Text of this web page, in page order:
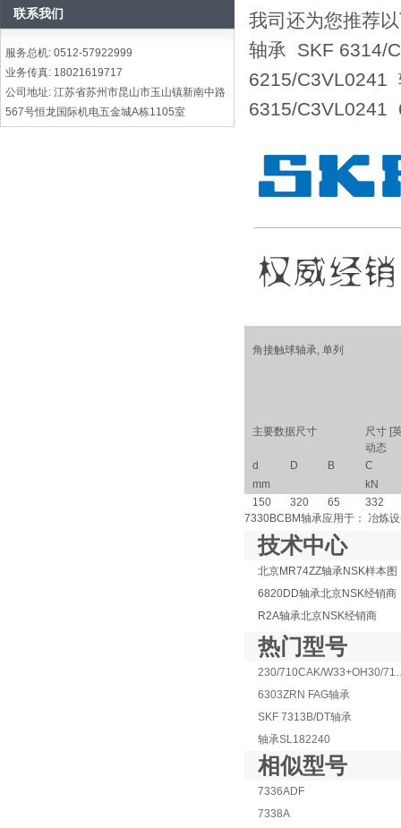
联系我们
服务总机: 0512-57922999
业务传真: 18021619717
公司地址: 江苏省苏州市昆山市玉山镇新南中路
567号恒龙国际机电五金城A栋1105室
我司还为您推荐
轴承 SKF 6314/
6215/C3VL0241
6315/
角接触球轴承, 单列
主要数据尺寸
尺寸 [
动态
d
D B
C
mm
kN
150
320 65
332
7330BCBM轴承应用于： 冶炼
技术中心
北京MR74ZZ轴承NSK样本图
6820DD轴承北京NSK经销商
R2A轴承北京NSK经销商
热门型号
230/
6303ZRN FAG轴承
SKF 7313B/DT轴承
轴承SL182240
相似型号
7336ADF
7338A